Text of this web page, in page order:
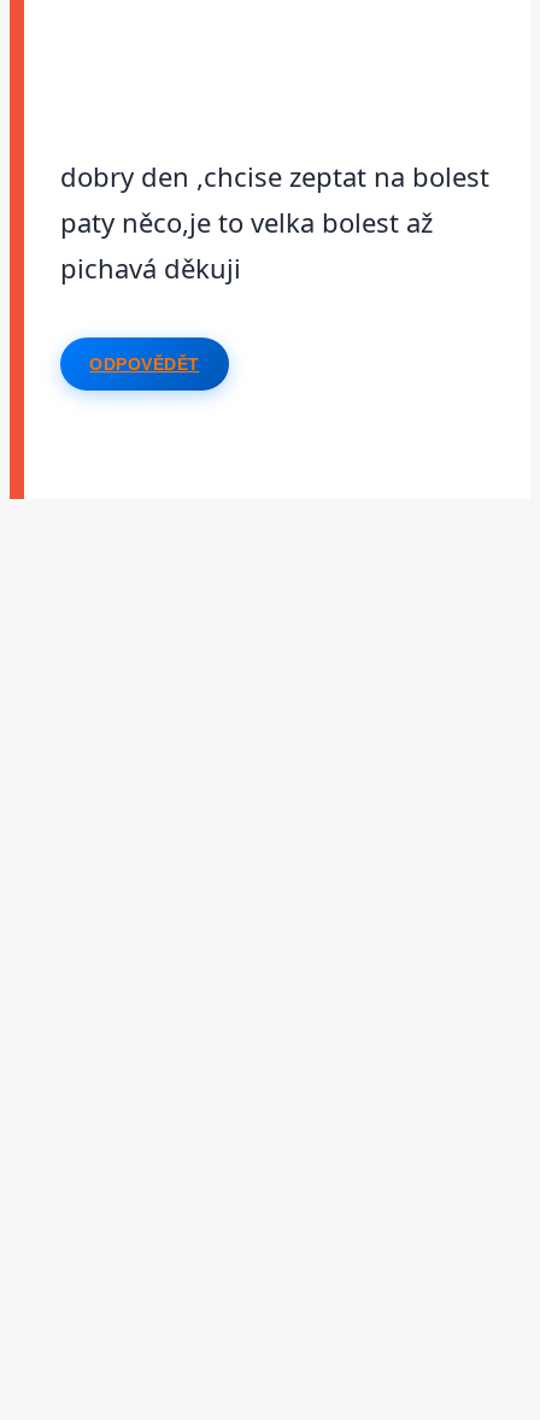
dobry den ,chcise zeptat na bolest
paty něco,je to velka bolest až
pichavá děkuji
ODPOVĚDĚT